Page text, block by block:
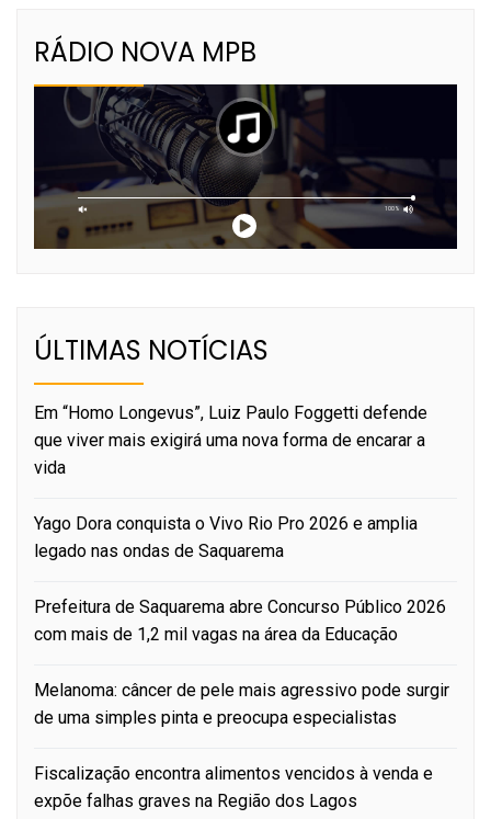
RÁDIO NOVA MPB
ÚLTIMAS NOTÍCIAS
Em “Homo Longevus”, Luiz Paulo Foggetti defende
que viver mais exigirá uma nova forma de encarar a
vida
Yago Dora conquista o Vivo Rio Pro 2026 e amplia
legado nas ondas de Saquarema
Prefeitura de Saquarema abre Concurso Público 2026
com mais de 1,2 mil vagas na área da Educação
Melanoma: câncer de pele mais agressivo pode surgir
de uma simples pinta e preocupa especialistas
Fiscalização encontra alimentos vencidos à venda e
expõe falhas graves na Região dos Lagos